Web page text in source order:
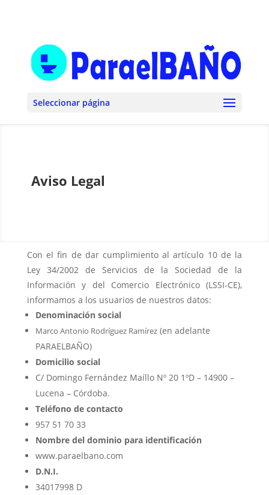
Seleccionar página
Aviso Legal
Con el fin de dar cumplimiento al artículo 10 de la
Ley 34/2002 de Servicios de la Sociedad de la
Información y del Comercio Electrónico (LSSI-CE),
informamos a los usuarios de nuestros datos:
Denominación social
Marco Antonio Rodríguez Ramírez(en adelante
PARAELBAÑO)
Domicilio social
C/ Domingo Fernández Maíllo Nº 20 1ºD – 14900 –
Lucena – Córdoba.
Teléfono de contacto
957 51 70 33
Nombre del dominio para identificación
www.paraelbano.com
D.N.I.
34017998 D